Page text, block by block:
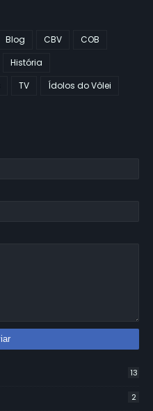
Blog CBV
COB
História
TV Ídolos do Vôlei
13
2